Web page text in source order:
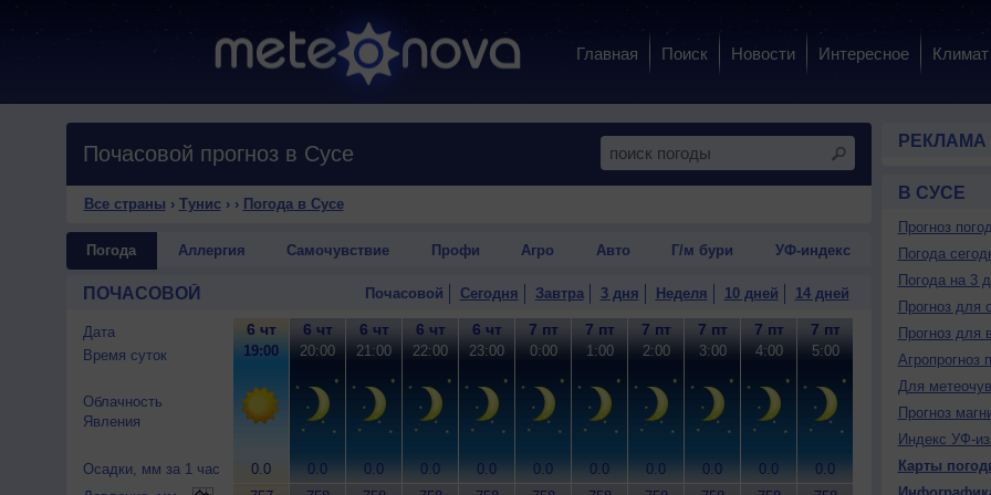
Главная Поиск Новости Интересное Климат
Почасовой прогноз в Сусе
Все страны › Тунис› › Погода в Сусе
Погода Аллергия Самочувствие Профи Агро Авто Г/м бури УФ-индекс
ПОЧАСОВОЙ Почасовой Сегодня Завтра 3 дня Неделя 10 дней 14 дней
Дата
Время суток
Облачность
Явления
Осадки, мм за 1 час
6 чт
19:00
0.0
6 чт
20:00
0.0
6 чт
21:00
0.0
6 чт
22:00
0.0
6 чт
23:00
0.0
7 пт
0:00
0.0
7 пт
1:00
0.0
7 пт
2:00
0.0
7 пт
3:00
0.0
7 пт
4:00
0.0
7 пт
5:00
0.0
7 пт
0.0
7
РЕКЛАМА
В СУСЕ
Прогноз
Погода
Погода на 3
Прогноз для
Прогноз для
Агропрогноз
Для
Прогноз
Индекс УФ-
Карты